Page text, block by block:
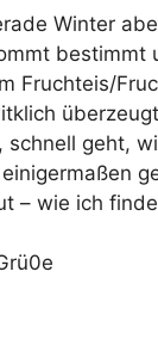
Winter
bestimmt
Fruchteis/
schnell geht,
– wie ich